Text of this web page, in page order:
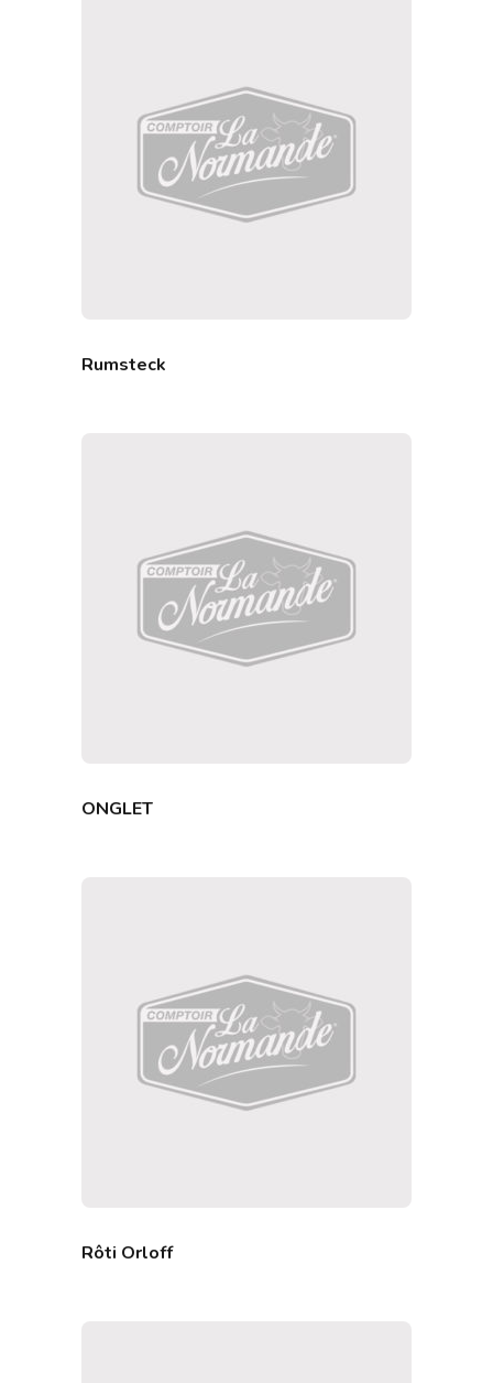
Rumsteck
ONGLET
Rôti Orloff